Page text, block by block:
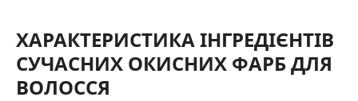
ХАРАКТЕРИСТИКА ІНГРЕДІЄНТІВ
СУЧАСНИХ ОКИСНИХ ФАРБ ДЛЯ
ВОЛОССЯ